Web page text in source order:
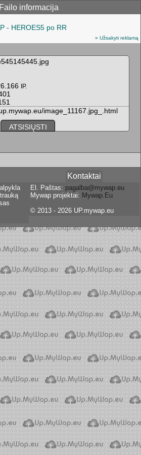
Failo informacija
- HEROES5 po RR
» Užsakyti reklamą
IP.
image_11167.jpg_.html
ATSISIŲSTI
Kontaktai
El. Paštas: pagalba@mywap.eu
Mywap projektai: Mywap.Eu
© 2013 - 2026 UP.mywap.eu